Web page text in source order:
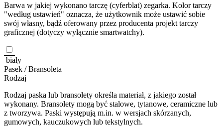
Barwa w jakiej wykonano tarczę (cyferblat) zegarka. Kolor tarczy
"według ustawień" oznacza, że użytkownik może ustawić sobie
swój własny, bądź oferowany przez producenta projekt tarczy
graficznej (dotyczy wyłącznie smartwatchy).
biały
Pasek / Bransoleta
Rodzaj
Rodzaj paska lub bransolety określa materiał, z jakiego został
wykonany. Bransolety mogą być stalowe, tytanowe, ceramiczne lub
z tworzywa. Paski występują m.in. w wersjach skórzanych,
gumowych, kauczukowych lub tekstylnych.